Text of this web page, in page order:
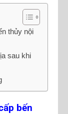
thủy nội
sau khi
bến